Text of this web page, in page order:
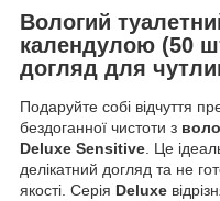
Вологий
календулою (50
догляд для
Подаруйте собі відчуття
бездоганної чистоти з
Deluxe Sensitive. Це
делікатний догляд та не
якості. Серія Deluxe